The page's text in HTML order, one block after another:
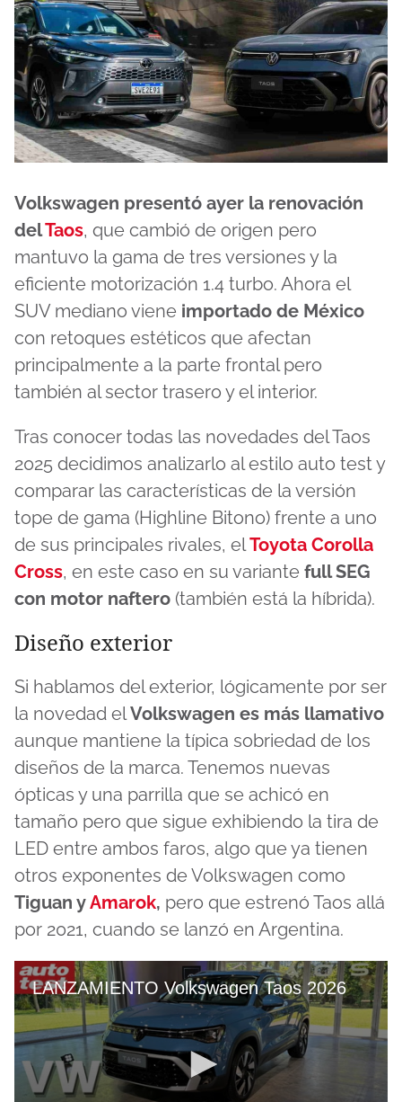
Volkswagen presentó ayer la renovación
delTaos, que cambió de origen pero
mantuvo la gama de tres versiones y la
eficiente motorización 1.4 turbo. Ahora el
SUV mediano viene importado de México
con retoques estéticos que afectan
principalmente a la parte frontal pero
también al sector trasero y el interior.
Tras conocer todas las novedades del Taos
2025 decidimos analizarlo al estilo auto test y
comparar las características de la versión
tope de gama (Highline Bitono) frente a uno
de sus principales rivales, elToyota Corolla
Cross, en este caso en su variante full SEG
con motor naftero (también está la híbrida).
Diseño exterior
Si hablamos del exterior, lógicamente por ser
la novedad elVolkswagen es más llamativo
aunque mantiene la típica sobriedad de los
diseños de la marca. Tenemos nuevas
ópticas y una parrilla que se achicó en
tamaño pero que sigue exhibiendo la tira de
LED entre ambos faros, algo que ya tienen
otros exponentes de Volkswagen como
Tiguan yAmarok, pero que estrenó Taos allá
por 2021, cuando se lanzó en Argentina.
LANZAMIENTO Volkswagen Taos 2026